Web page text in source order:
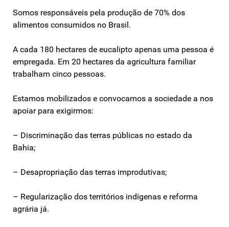
Somos responsáveis pela produção de 70% dos
alimentos consumidos no Brasil.
A cada 180 hectares de eucalipto apenas uma pessoa é
empregada. Em 20 hectares da agricultura familiar
trabalham cinco pessoas.
Estamos mobilizados e convocamos a sociedade a nos
apoiar para exigirmos:
– Discriminação das terras públicas no estado da
Bahia;
– Desapropriação das terras improdutivas;
– Regularização dos territórios indígenas e reforma
agrária já.